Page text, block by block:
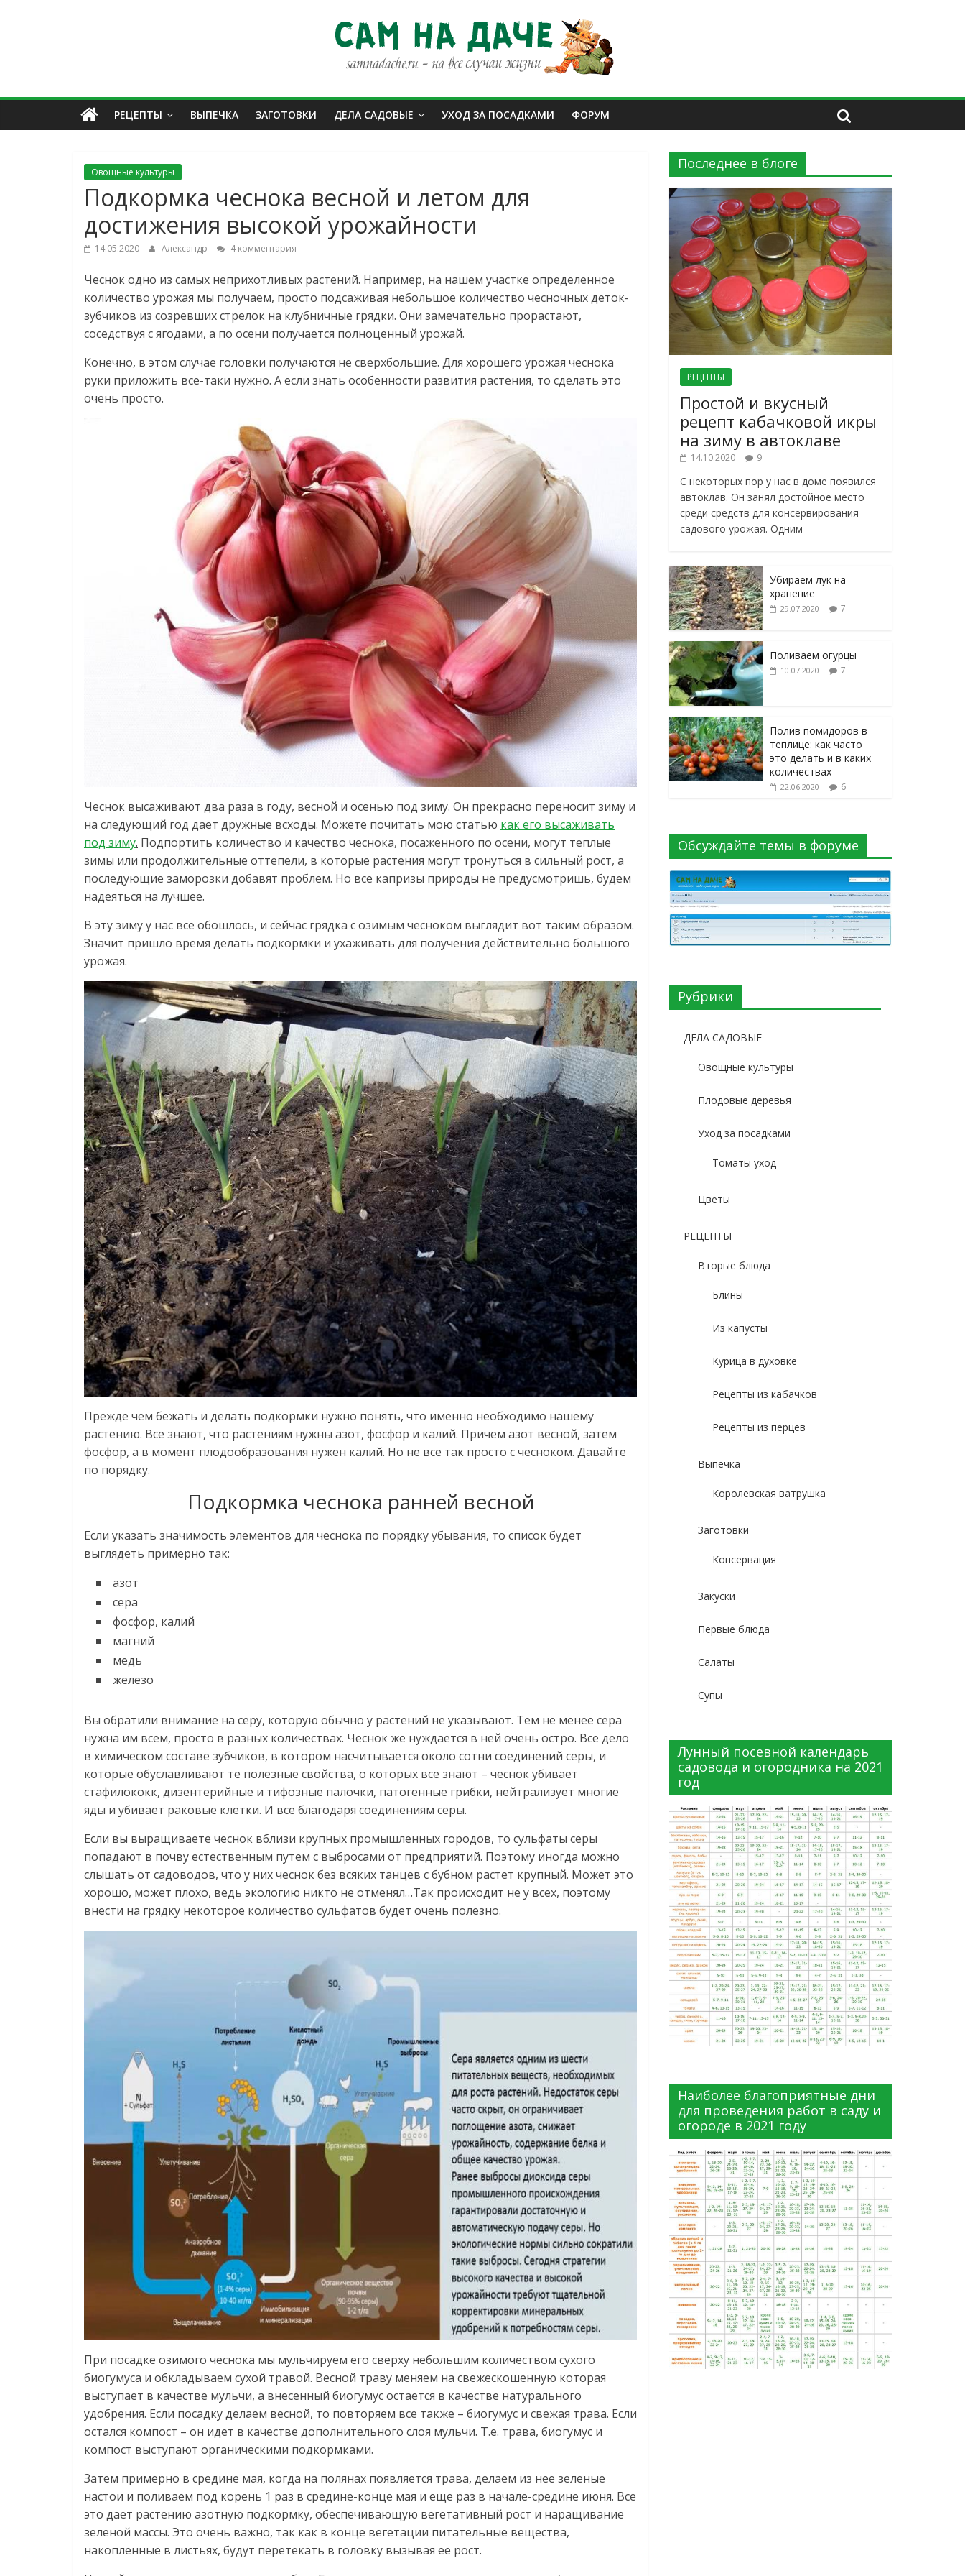
РЕЦЕПТЫ ВЫПЕЧКА ЗАГОТОВКИ ДЕЛА САДОВЫЕ УХОД ЗА ПОСАДКАМИ ФОРУМ
Овощные культуры
Подкормка чеснока весной и летом для
достижения высокой урожайности
14.05.2020 Александр 4 комментария
Чеснок одно из самых неприхотливых растений. Например, на нашем участке определенное
количество урожая мы получаем, просто подсаживая небольшое количество чесночных деток-
зубчиков из созревших стрелок на клубничные грядки. Они замечательно прорастают,
соседствуя с ягодами, а по осени получается полноценный урожай.
Конечно, в этом случае головки получаются не сверхбольшие. Для хорошего урожая чеснока
руки приложить все-таки нужно. А если знать особенности развития растения, то сделать это
очень просто.
Чеснок высаживают два раза в году, весной и осенью под зиму. Он прекрасно переносит зиму и
на следующий год дает дружные всходы. Можете почитать мою статью как его высаживать
под зиму. Подпортить количество и качество чеснока, посаженного по осени, могут теплые
зимы или продолжительные оттепели, в которые растения могут тронуться в сильный рост, а
последующие заморозки добавят проблем. Но все капризы природы не предусмотришь, будем
надеяться на лучшее.
В эту зиму у нас все обошлось, и сейчас грядка с озимым чесноком выглядит вот таким образом.
Значит пришло время делать подкормки и ухаживать для получения действительно большого
урожая.
Прежде чем бежать и делать подкормки нужно понять, что именно необходимо нашему
растению. Все знают, что растениям нужны азот, фосфор и калий. Причем азот весной, затем
фосфор, а в момент плодообразования нужен калий. Но не все так просто с чесноком. Давайте
по порядку.
Подкормка чеснока ранней весной
Если указать значимость элементов для чеснока по порядку убывания, то список будет
выглядеть примерно так:
азот
сера
фосфор, калий
магний
медь
железо
Вы обратили внимание на серу, которую обычно у растений не указывают. Тем не менее сера
нужна им всем, просто в разных количествах. Чеснок же нуждается в ней очень остро. Все дело
в химическом составе зубчиков, в котором насчитывается около сотни соединений серы, и
которые обуславливают те полезные свойства, о которых все знают – чеснок убивает
стафилококк, дизентерийные и тифозные палочки, патогенные грибки, нейтрализует многие
яды и убивает раковые клетки. И все благодаря соединениям серы.
Если вы выращиваете чеснок вблизи крупных промышленных городов, то сульфаты серы
попадают в почву естественным путем с выбросами от предприятий. Поэтому иногда можно
слышать от садоводов, что у них чеснок без всяких танцев с бубном растет крупный. Может это
хорошо, может плохо, ведь экологию никто не отменял…Так происходит не у всех, поэтому
внести на грядку некоторое количество сульфатов будет очень полезно.
При посадке озимого чеснока мы мульчируем его сверху небольшим количеством сухого
биогумуса и обкладываем сухой травой. Весной траву меняем на свежескошенную которая
выступает в качестве мульчи, а внесенный биогумус остается в качестве натурального
удобрения. Если посадку делаем весной, то повторяем все также – биогумус и свежая трава. Если
остался компост – он идет в качестве дополнительного слоя мульчи. Т.е. трава, биогумус и
компост выступают органическими подкормками.
Затем примерно в средине мая, когда на полянах появляется трава, делаем из нее зеленые
настои и поливаем под корень 1 раз в средине-конце мая и еще раз в начале-средине июня. Все
это дает растению азотную подкормку, обеспечивающую вегетативный рост и наращивание
зеленой массы. Это очень важно, так как в конце вегетации питательные вещества,
накопленные в листьях, будут перетекать в головку вызывая ее рост.
Последнее в блоге
РЕЦЕПТЫ
Простой и вкусный
рецепт кабачковой икры
на зиму в автоклаве
14.10.2020 9
С некоторых пор у нас в доме появился
автоклав. Он занял достойное место
среди средств для консервирования
садового урожая. Одним
Убираем лук на
хранение
29.07.2020 7
Поливаем огурцы
10.07.2020 7
Полив помидоров в
теплице: как часто
это делать и в каких
количествах
22.06.2020 6
Обсуждайте темы в форуме
Рубрики
ДЕЛА САДОВЫЕ
Овощные культуры
Плодовые деревья
Уход за посадками
Томаты уход
Цветы
РЕЦЕПТЫ
Вторые блюда
Блины
Из капусты
Курица в духовке
Рецепты из кабачков
Рецепты из перцев
Выпечка
Королевская ватрушка
Заготовки
Консервация
Закуски
Первые блюда
Салаты
Супы
Лунный посевной календарь
садовода и огородника на 2021
год
Наиболее благоприятные дни
для проведения работ в саду и
огороде в 2021 году